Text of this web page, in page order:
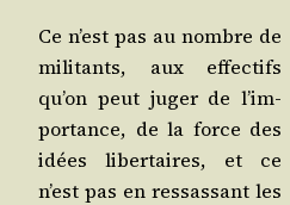
Ce n’est pas au nombre de
mili­tants, aux effec­tifs
qu’on peut juger de l’im­
por­tance, de la force des
idées liber­taires, et ce
n’est pas en res­sas­sant les